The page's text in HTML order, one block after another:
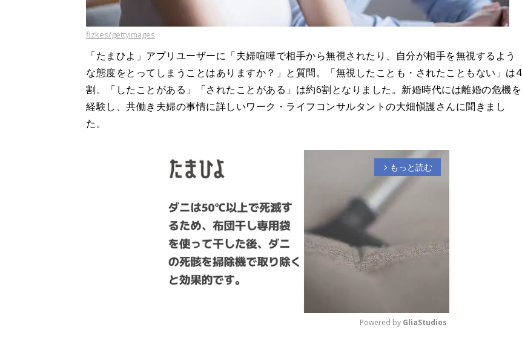
fizkes/gettyimages
「たまひよ」アプリユーザーに「夫婦喧嘩で相手から無視されたり、自分が相手を無視するよう
な態度をとってしまうことはありますか？」と質問。「無視したことも・されたこともない」は4
割。「したことがある」「されたことがある」は約6割となりました。新婚時代には離婚の危機を
経験し、共働き夫婦の事情に詳しいワーク・ライフコンサルタントの大畑愼護さんに聞きまし
た。
arrow_forward_ios もっと読む
Powered by GliaStudios